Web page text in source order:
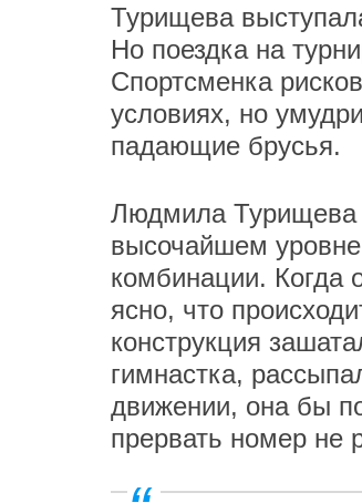
Турищева
Но поездка на
Спортсменка
условиях, но
падающие брусья.
Людмила Турищева
высочайшем
комбинации. Когда
ясно, что
конструкция
гимнастка,
движении, она бы
прервать номер не